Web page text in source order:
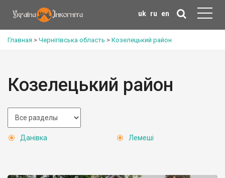
uk ru en
Главная > Чернігівська область > Козелецький район
Козелецький район
Данівка Лемеші